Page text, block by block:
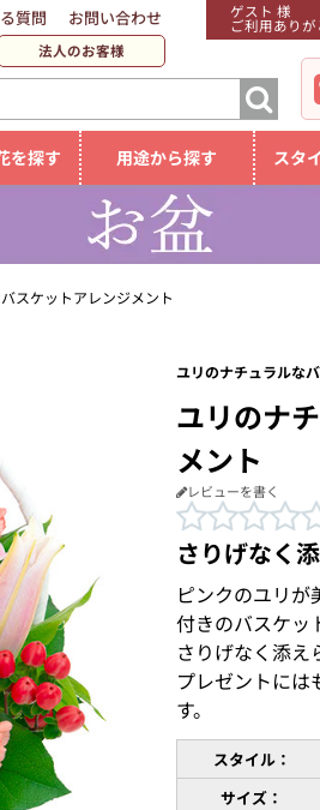
ゲスト 様
ご利用ありが
質問 お問い合わせ
法人のお客様
を探す 用途から探す スタ
スケットアレンジメント
ユリのナチュラルな
ユリのナ
メント
レビューを書く
さりげなく
ピンクのユリ
付きのバスケッ
さりげなく添え
プレゼントには
す。
スタイル：
サイズ：